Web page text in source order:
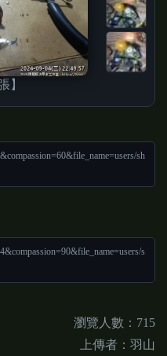
】
sh
s
瀏覽人數：715
上傳者：羽山